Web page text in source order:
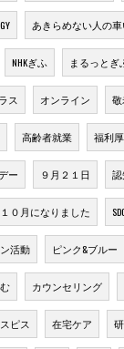
あきらめない人の
NHKぎふ まるっとぎ
ス オンライン 敬
高齢者就業 福利
ー ９月２１日
１０月になりました
活動 ピンク&ブルー
カウンセリング
ピス 在宅ケア